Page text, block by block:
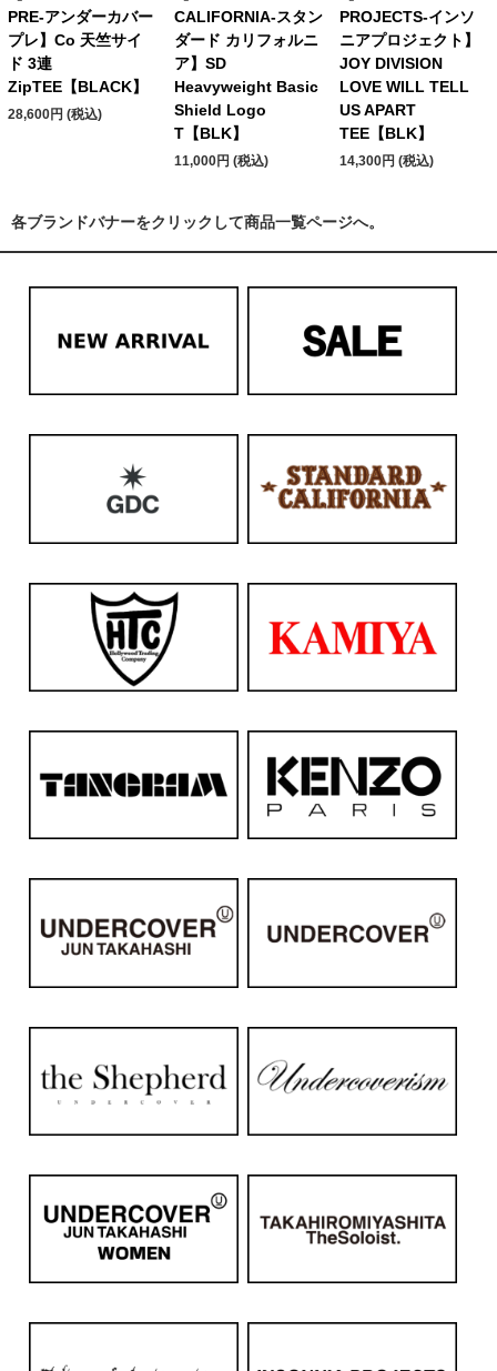
PRE-アンダーカバー
プレ】Co 天竺サイ
ド 3連
ZipTEE【BLACK】
28,600円 (税込)
CALIFORNIA-スタン
ダード カリフォルニ
ア】SD
Heavyweight Basic
Shield Logo
T【BLK】
11,000円 (税込)
PROJECTS-インソ
ニアプロジェクト】
JOY DIVISION
LOVE WILL TELL
US APART
TEE【BLK】
14,300円 (税込)
各ブランドバナーをクリックして商品一覧ページへ。